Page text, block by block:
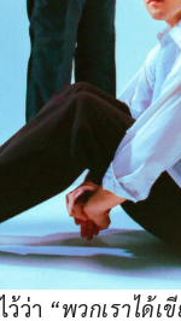
ว่า “พวกเราได้เ